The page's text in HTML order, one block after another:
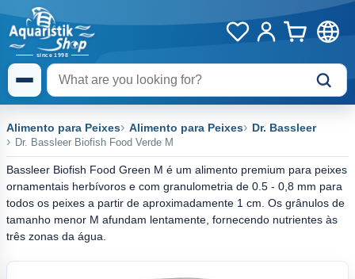
Alimento para Peixes Alimento para Peixes Dr. Bassleer
Dr. Bassleer Biofish Food Verde M
Bassleer Biofish Food Green M é um alimento premium para peixes
ornamentais herbívoros e com granulometria de 0.5 - 0,8 mm para
todos os peixes a partir de aproximadamente 1 cm. Os grânulos de
tamanho menor M afundam lentamente, fornecendo nutrientes às
três zonas da água.